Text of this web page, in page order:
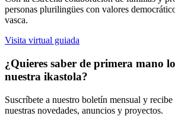
personas plurilingües con valores
vasca.
Visita virtual guiada
¿Quieres saber de primera mano
nuestra ikastola?
Suscríbete a nuestro boletín mensual y
nuestras novedades, anuncios y proyectos.